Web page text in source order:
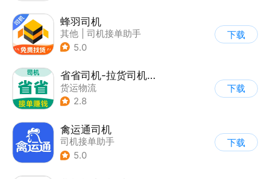
蜂羽司机
其他
司机接单助手
5.0
下载
省省司机-拉货司机招募
货运物流
2.8
下载
禽运通司机
司机接单助手
5.0
下载